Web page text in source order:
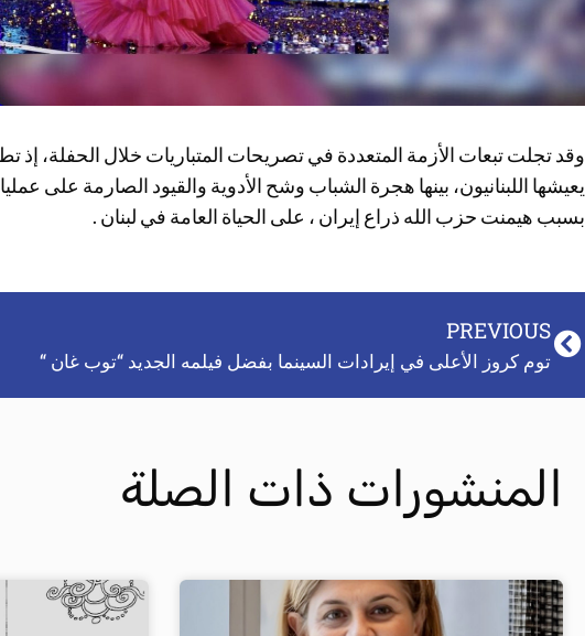
وقد تجلت تبعات الأزمة المتعددة في تصريحات المتباريات خلال الحفلة،
يعيشها اللبنانيون، بينها هجرة الشباب وشح الأدوية والقيود الصارمة على
بسبب هيمنت حزب الله ذراع إيران ، على الحياة العامة في لبنان .
PREVIOUS
توم كروز الأعلى في إيرادات السينما بفضل فيلمه الجديد “توب غان “
المنشورات ذات الصلة